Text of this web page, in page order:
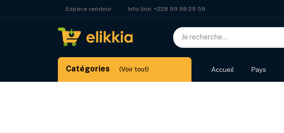
Espace vendeur Info line: +228 99 99 29 59
Catégories (Voir tout) Accueil Pays